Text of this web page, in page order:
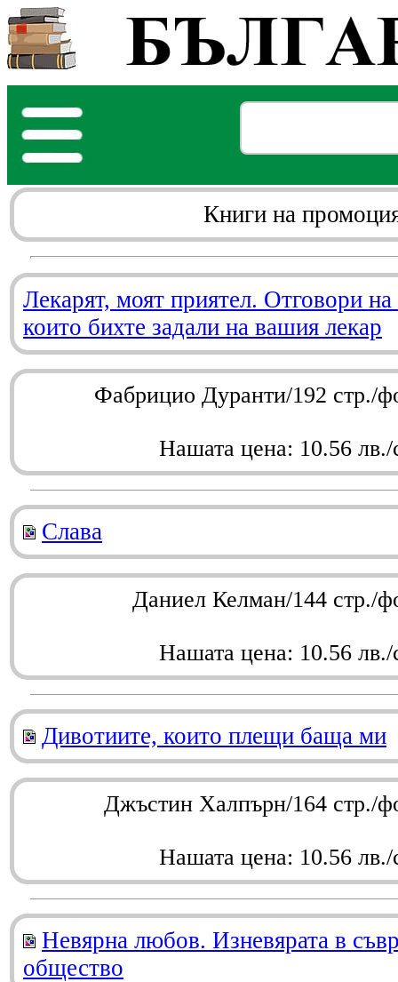
Книги на
Лекарят, моят приятел. Отговори
които бихте задали на вашия лекар
Фабрицио Дуранти/192 стр./
Нашата цена: 10.56 лв./
Слава
Даниел Келман/144 стр./
Нашата цена: 10.56 лв./
Дивотиите, които плещи баща ми
Джъстин Халпърн/164 стр./
Нашата цена: 10.56 лв./
Невярна любов. Изневярата в
общество